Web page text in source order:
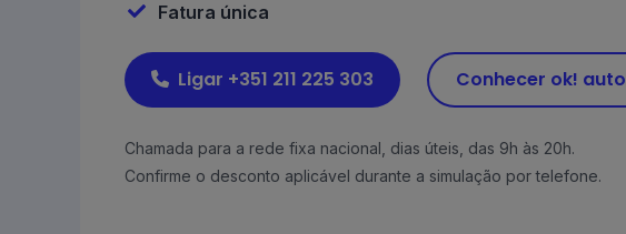
Fatura única
Ligar +351 211 225 303 Conhecer ok! auto
Chamada para a rede fixa nacional, dias úteis, das 9h às 20h.
Confirme o desconto aplicável durante a simulação por telefone.